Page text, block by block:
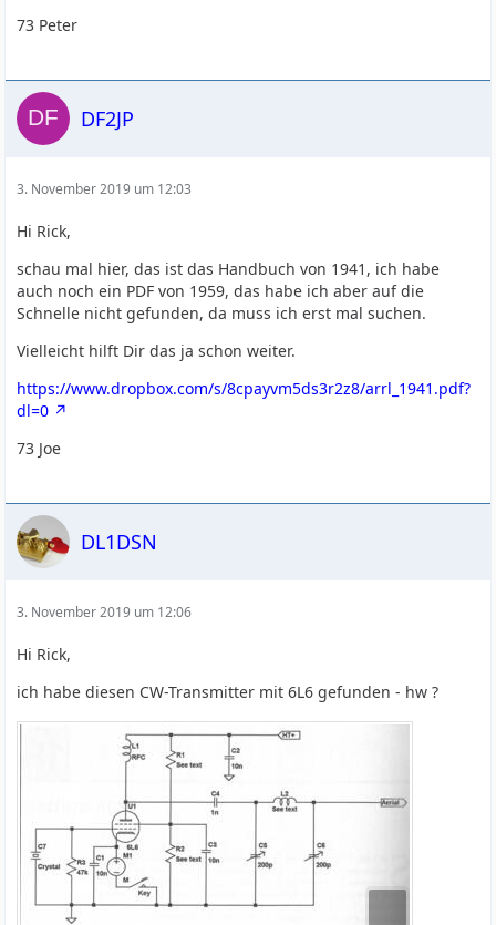
73 Peter
DF2JP
3. November 2019 um 12:03
Hi Rick,
schau mal hier, das ist das Handbuch von 1941, ich habe
auch noch ein PDF von 1959, das habe ich aber auf die
Schnelle nicht gefunden, da muss ich erst mal suchen.
Vielleicht hilft Dir das ja schon weiter.
https://www.dropbox.com/s/8cpayvm5ds3r2z8/arrl_1941.pdf?
dl=0
73 Joe
DL1DSN
3. November 2019 um 12:06
Hi Rick,
ich habe diesen CW-Transmitter mit 6L6 gefunden - hw ?